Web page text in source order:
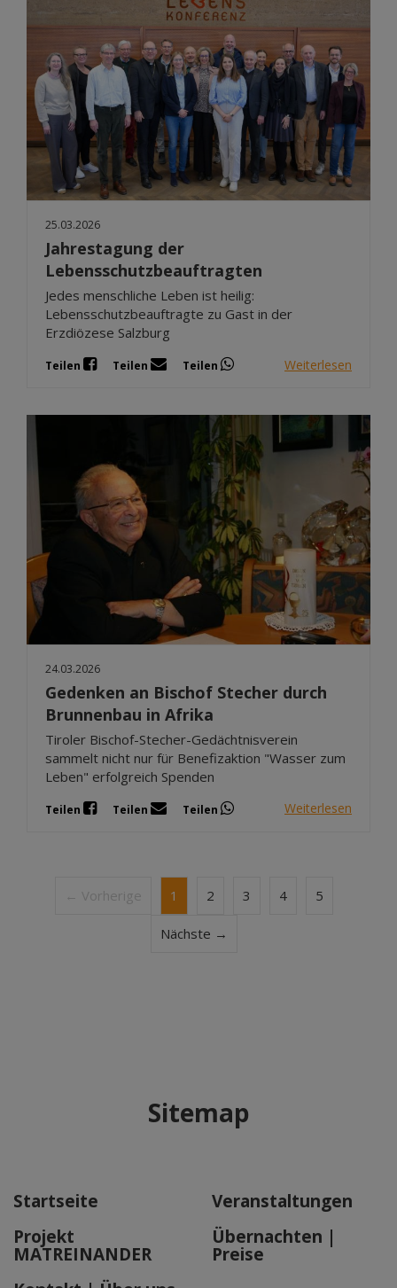
25.03.2026
Jahrestagung der
Lebensschutzbeauftragten
Jedes menschliche Leben ist heilig:
Lebensschutzbeauftragte zu Gast in der
Erzdiözese Salzburg
Teilen Teilen Teilen Weiterlesen
24.03.2026
Gedenken an Bischof Stecher durch
Brunnenbau in Afrika
Tiroler Bischof-Stecher-Gedächtnisverein
sammelt nicht nur für Benefizaktion "Wasser zum
Leben" erfolgreich Spenden
Teilen Teilen Teilen Weiterlesen
← Vorherige 1 2 3 4 5
Nächste →
Sitemap
Startseite
Veranstaltungen
Projekt
MATREINANDER
Übernachten |
Preise